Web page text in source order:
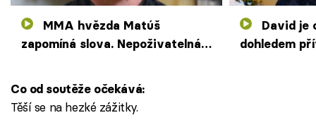
zapomíná slova. Nepoživatelná
židle
dohledem
Co od soutěže očekává:
Těší se na hezké zážitky.